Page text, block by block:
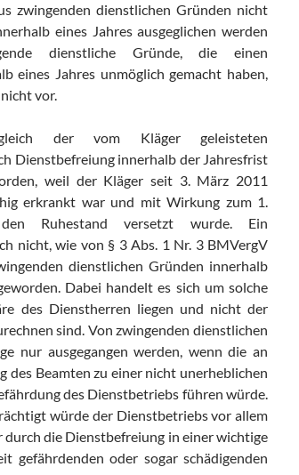
zwingenden dienstlichen Gründen nicht
eines Jahres ausgeglichen werden
dienstliche Gründe, die einen
eines Jahres unmöglich gemacht haben,
vor.
der vom Kläger geleisteten
Dienstbefreiung innerhalb der Jahresfrist
weil der Kläger seit 3. März 2011
erkrankt war und mit Wirkung zum 1.
Ruhestand versetzt wurde. Ein
nicht, wie von § 3 Abs. 1 Nr. 3 BMVergV
dienstlichen Gründen innerhalb
Dabei handelt es sich um solche
des Dienstherren liegen und nicht der
sind. Von zwingenden dienstlichen
nur ausgegangen werden, wenn die an
des Beamten zu einer nicht unerheblichen
des Dienstbetriebs führen würde.
würde der Dienstbetriebs vor allem
durch die Dienstbefreiung in einer wichtige
gefährdenden oder sogar schädigenden